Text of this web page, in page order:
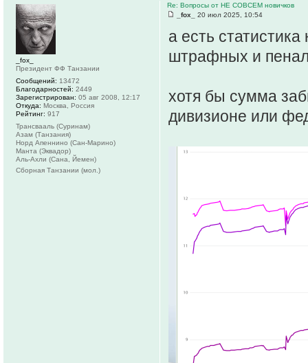
Re: Вопросы от НЕ СОВСЕМ новичков
_fox_
20 июл 2025, 10:54
а есть
штрафных и
хотя бы сумма
дивизионе или
_fox_
Президент ФФ Танзании
Сообщений: 13472
Благодарностей: 2449
Зарегистрирован: 05 авг 2008, 12:17
Откуда: Москва, Россия
Рейтинг: 917
Трансвааль (Суринам)
Азам (Танзания)
Норд Апеннино (Сан-Марино)
Манта (Эквадор)
Аль-Ахли (Сана, Йемен)
Сборная Танзании (мол.)